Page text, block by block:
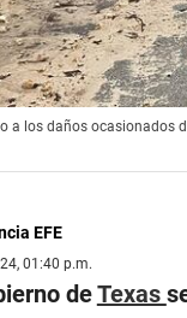
los daños ocasionados
EFE
01:40 p.m.
deTexas